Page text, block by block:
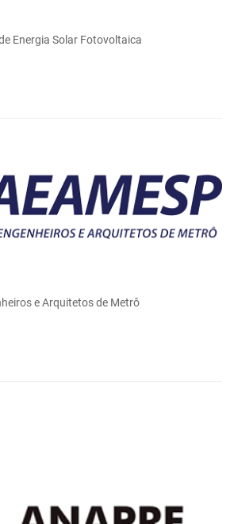
Energia Solar Fotovoltaica
e Arquitetos de Metrô